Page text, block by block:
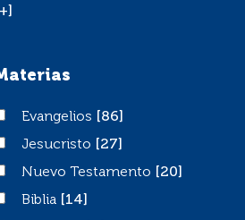
[+]
Evangelios
[86]
Jesucristo
[27]
Testamento
Nuevo Testamento
[20]
Biblia
[14]